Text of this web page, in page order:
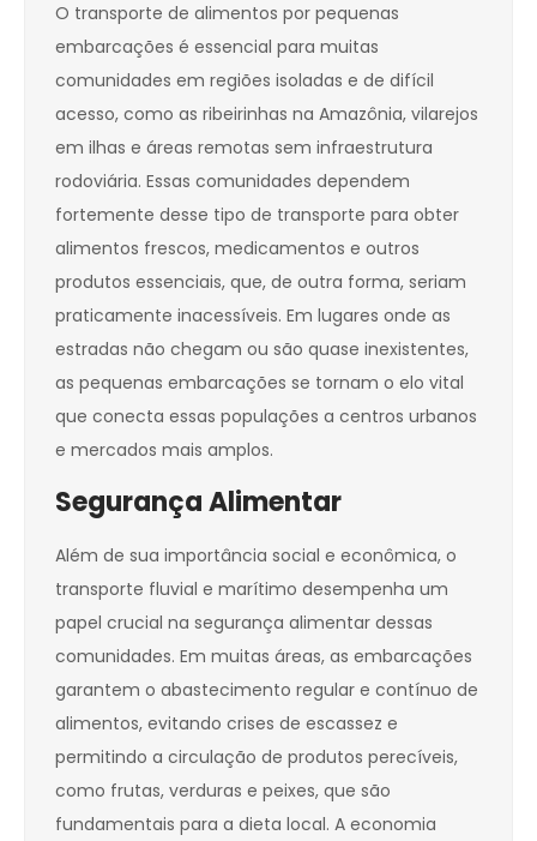
O transporte de alimentos por pequenas
embarcações é essencial para muitas
comunidades em regiões isoladas e de difícil
acesso, como as ribeirinhas na Amazônia, vilarejos
em ilhas e áreas remotas sem infraestrutura
rodoviária. Essas comunidades dependem
fortemente desse tipo de transporte para obter
alimentos frescos, medicamentos e outros
produtos essenciais, que, de outra forma, seriam
praticamente inacessíveis. Em lugares onde as
estradas não chegam ou são quase inexistentes,
as pequenas embarcações se tornam o elo vital
que conecta essas populações a centros urbanos
e mercados mais amplos.
Segurança Alimentar
Além de sua importância social e econômica, o
transporte fluvial e marítimo desempenha um
papel crucial na segurança alimentar dessas
comunidades. Em muitas áreas, as embarcações
garantem o abastecimento regular e contínuo de
alimentos, evitando crises de escassez e
permitindo a circulação de produtos perecíveis,
como frutas, verduras e peixes, que são
fundamentais para a dieta local. A economia